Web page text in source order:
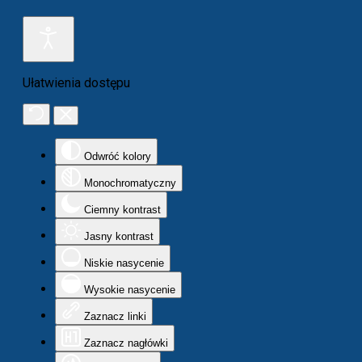
Ułatwienia dostępu
Odwróć kolory
Monochromatyczny
Ciemny kontrast
Jasny kontrast
Niskie nasycenie
Wysokie nasycenie
Zaznacz linki
Zaznacz nagłówki